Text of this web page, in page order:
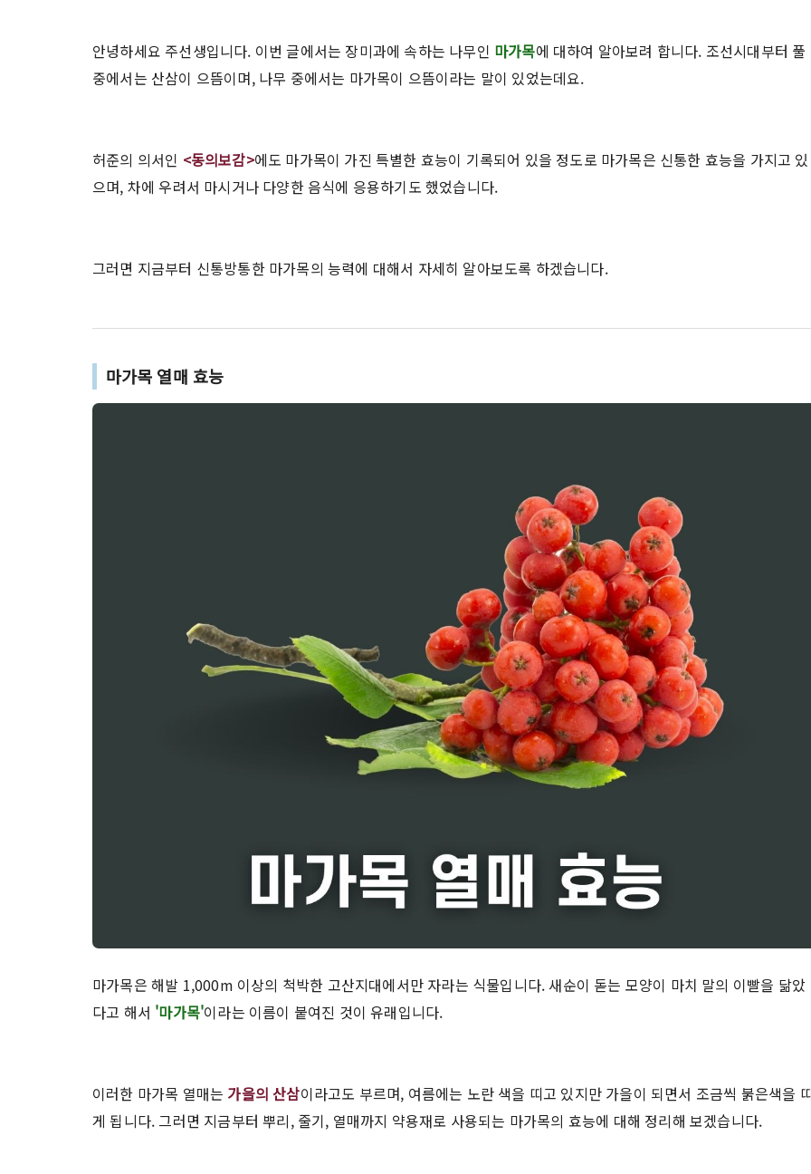
안녕하세요 주선생입니다. 이번 글에서는 장미과에 속하는 나무인 마가목에 대하여 알아보려 합니다. 조선시대부터 풀
중에서는 산삼이 으뜸이며, 나무 중에서는 마가목이 으뜸이라는 말이 있었는데요.
허준의 의서인 <동의보감>에도 마가목이 가진 특별한 효능이 기록되어 있을 정도로 마가목은 신통한 효능을 가지고 있
으며, 차에 우려서 마시거나 다양한 음식에 응용하기도 했었습니다.
그러면 지금부터 신통방통한 마가목의 능력에 대해서 자세히 알아보도록 하겠습니다.
마가목 열매 효능
마가목은 해발 1,000m 이상의 척박한 고산지대에서만 자라는 식물입니다. 새순이 돋는 모양이 마치 말의 이빨을 닮았
다고 해서 '마가목'이라는 이름이 붙여진 것이 유래입니다.
이러한 마가목 열매는 가을의 산삼이라고도 부르며, 여름에는 노란 색을 띠고 있지만 가을이 되면서 조금씩 붉은색을
게 됩니다. 그러면 지금부터 뿌리, 줄기, 열매까지 약용재로 사용되는 마가목의 효능에 대해 정리해 보겠습니다.